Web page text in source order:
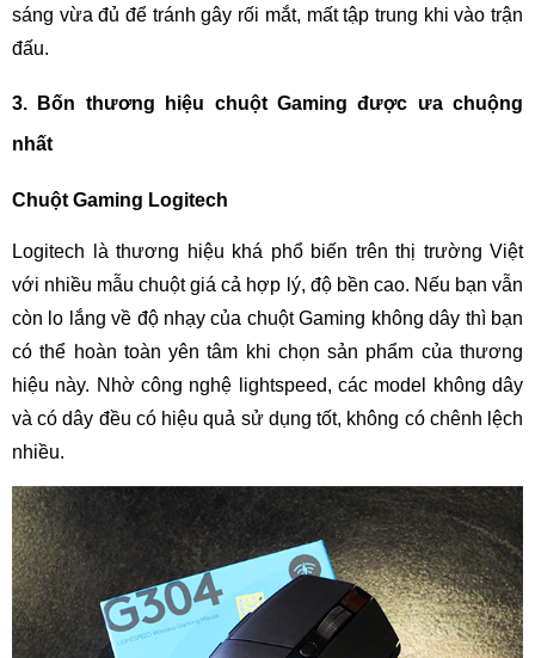
sáng vừa đủ để tránh gây rối mắt, mất tập trung khi vào trận
đấu.
3. Bốn thương hiệu chuột Gaming được ưa chuộng
nhất
Chuột Gaming Logitech
Logitech là thương hiệu khá phổ biến trên thị trường Việt
với nhiều mẫu chuột giá cả hợp lý, độ bền cao. Nếu bạn vẫn
còn lo lắng về độ nhạy của chuột Gaming không dây thì bạn
có thể hoàn toàn yên tâm khi chọn sản phẩm của thương
hiệu này. Nhờ công nghệ lightspeed, các model không dây
và có dây đều có hiệu quả sử dụng tốt, không có chênh lệch
nhiều.